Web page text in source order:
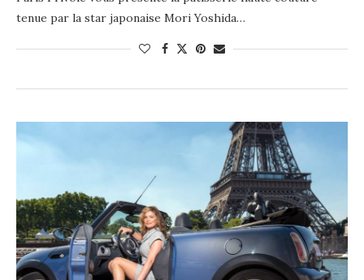
tenue par la star japonaise Mori Yoshida…